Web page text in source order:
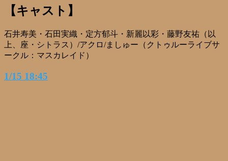
【キャスト】
石井寿美・石田実織・定方郁斗・新麗以彩・藤野友祐（以
上、座・シトラス）/アクロ/ましゅー（クトゥルーライブサ
ークル：マスカレイド）
1/15 18:45